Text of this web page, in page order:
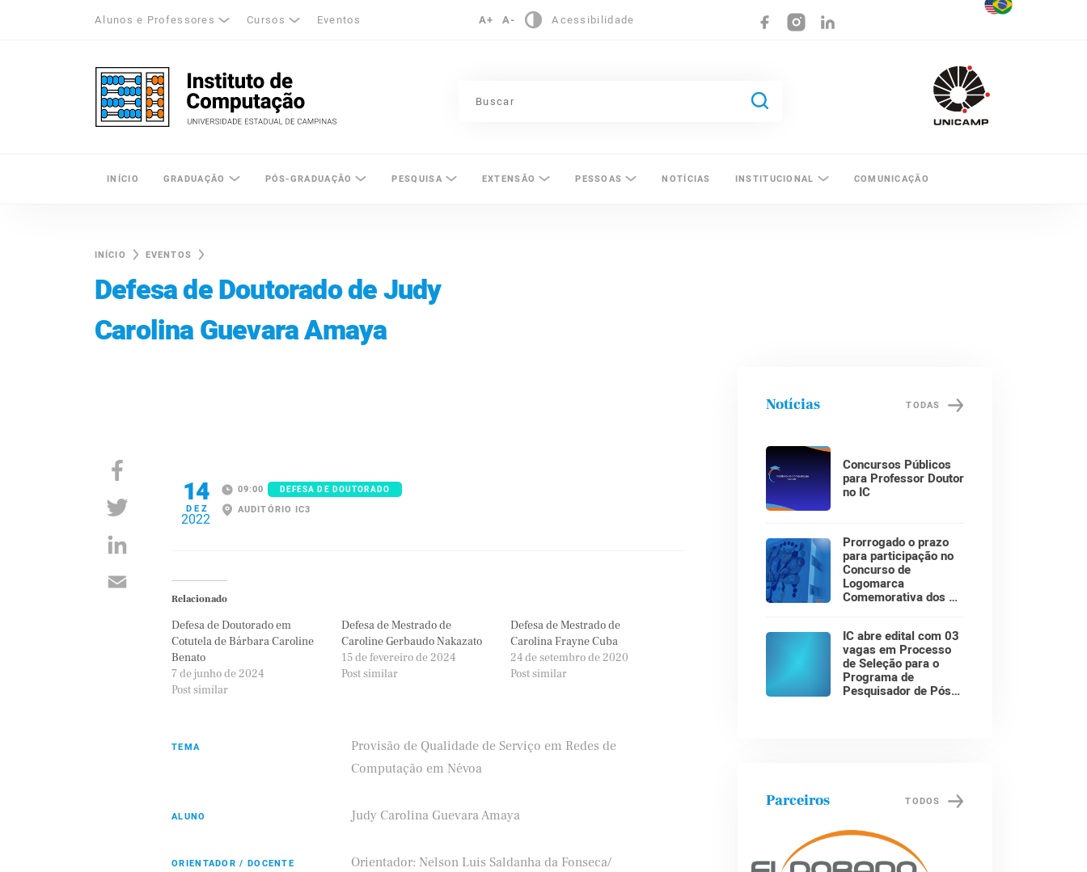
Alunos e Professores Cursos Eventos A+ A- Acessibilidade
Unicamp - Universidade Estadual de Campinas
INÍCIO GRADUAÇÃO PÓS-GRADUAÇÃO PESQUISA EXTENSÃO PESSOAS NOTÍCIAS INSTITUCIONAL COMUNICAÇÃO
INÍCIO EVENTOS
Defesa de Doutorado de Judy
Carolina Guevara Amaya
14
DEZ
2022
09:00 DEFESA DE DOUTORADO
AUDITÓRIO IC3
Relacionado
Defesa de Doutorado em
Cotutela de Bárbara Caroline
Benato
7 de junho de 2024
Post similar
Defesa de Mestrado de
Caroline Gerbaudo Nakazato
15 de fevereiro de 2024
Post similar
Defesa de Mestrado de
Carolina Frayne Cuba
24 de setembro de 2020
Post similar
TEMA
Provisão de Qualidade de Serviço em Redes de
Computação em Névoa
ALUNO Judy Carolina Guevara Amaya
ORIENTADOR / DOCENTE
Orientador: Nelson Luis Saldanha da Fonseca/
Notícias TODAS
Concursos Públicos
para Professor Doutor
no IC
Prorrogado o prazo
para participação no
Concurso de
Logomarca
Comemorativa dos 30
IC abre edital com 03
vagas em Processo
de Seleção para o
Programa de
Pesquisador de Pós-
Parceiros TODOS
Petrobras